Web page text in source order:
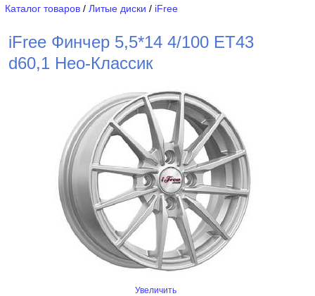
Каталог товаров / Литые диски / iFree
iFree Финчер 5,5*14 4/100 ET43
d60,1 Нео-Классик
Увеличить